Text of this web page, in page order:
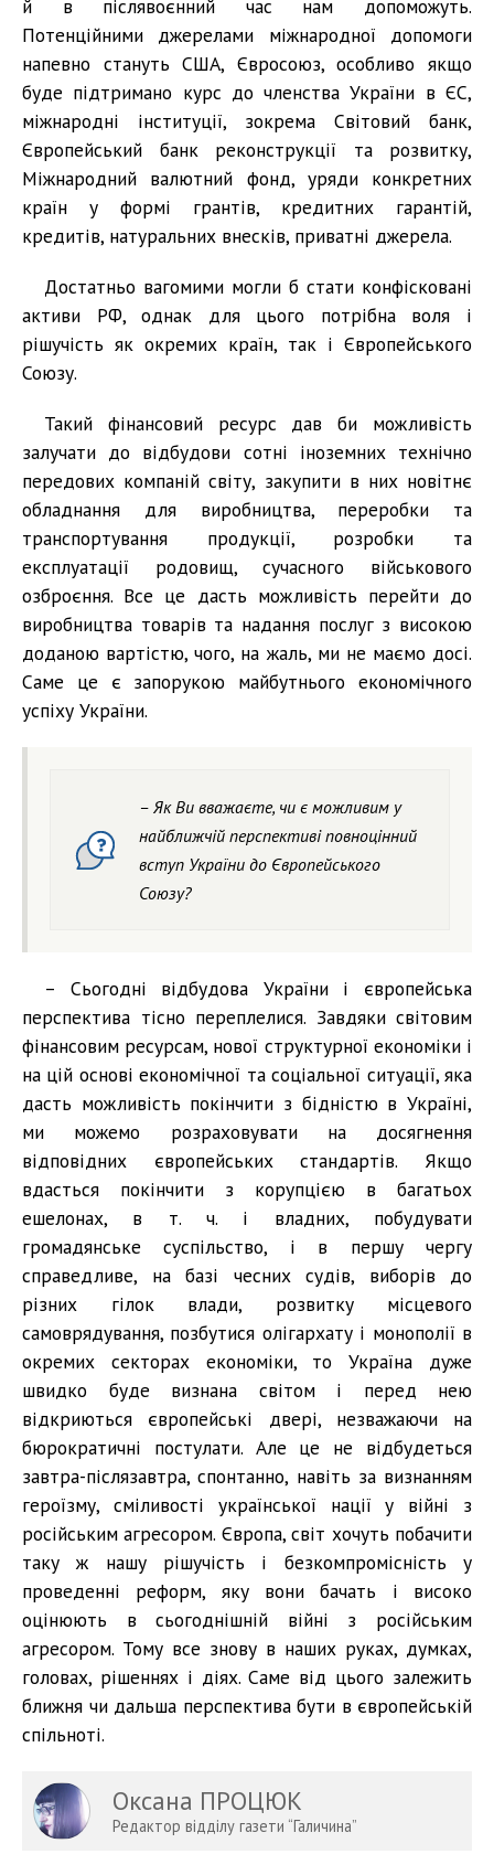
й в післявоєнний час нам допоможуть.
Потенційними джерелами міжнародної допомоги
напевно стануть США, Євросоюз, особливо якщо
буде підтримано курс до членства України в ЄС,
міжнародні інституції, зокрема Світовий банк,
Європейський банк реконструкції та розвитку,
Міжнародний валютний фонд, уряди конкретних
країн у формі грантів, кредитних гарантій,
кредитів, натуральних внесків, приватні джерела.
Достатньо вагомими могли б стати конфісковані
активи РФ, однак для цього потрібна воля і
рішучість як окремих країн, так і Європейського
Союзу.
Такий фінансовий ресурс дав би можливість
залучати до відбудови сотні іноземних технічно
передових компаній світу, закупити в них новітнє
обладнання для виробництва, переробки та
транспортування продукції, розробки та
експлуатації родовищ, сучасного військового
озброєння. Все це дасть можливість перейти до
виробництва товарів та надання послуг з високою
доданою вартістю, чого, на жаль, ми не маємо досі.
Саме це є запорукою майбутнього економічного
успіху України.
– Як Ви вважаєте, чи є можливим у
найближчій перспективі повноцінний
вступ України до Європейського
Союзу?
– Сьогодні відбудова України і європейська
перспектива тісно переплелися. Завдяки світовим
фінансовим ресурсам, нової структурної економіки і
на цій основі економічної та соціальної ситуації, яка
дасть можливість покінчити з бідністю в Україні,
ми можемо розраховувати на досягнення
відповідних європейських стандартів. Якщо
вдасться покінчити з корупцією в багатьох
ешелонах, в т. ч. і владних, побудувати
громадянське суспільство, і в першу чергу
справедливе, на базі чесних судів, виборів до
різних гілок влади, розвитку місцевого
самоврядування, позбутися олігархату і монополії в
окремих секторах економіки, то Україна дуже
швидко буде визнана світом і перед нею
відкриються європейські двері, незважаючи на
бюрократичні постулати. Але це не відбудеться
завтра-післязавтра, спонтанно, навіть за визнанням
героїзму, сміливості української нації у війні з
російським агресором. Європа, світ хочуть побачити
таку ж нашу рішучість і безкомпромісність у
проведенні реформ, яку вони бачать і високо
оцінюють в сьогоднішній війні з російським
агресором. Тому все знову в наших руках, думках,
головах, рішеннях і діях. Саме від цього залежить
ближня чи дальша перспектива бути в європейській
спільноті.
Оксана ПРОЦЮК
Редактор відділу газети “Галичина”